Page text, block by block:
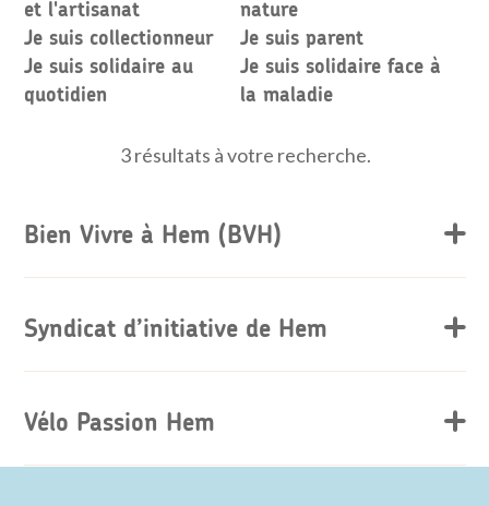
et l'artisanat
nature
Je suis collectionneur
Je suis parent
Je suis solidaire au
quotidien
Je suis solidaire face à
la maladie
3 résultats à votre recherche.
Bien Vivre à Hem (BVH)
Syndicat d’initiative de Hem
Vélo Passion Hem